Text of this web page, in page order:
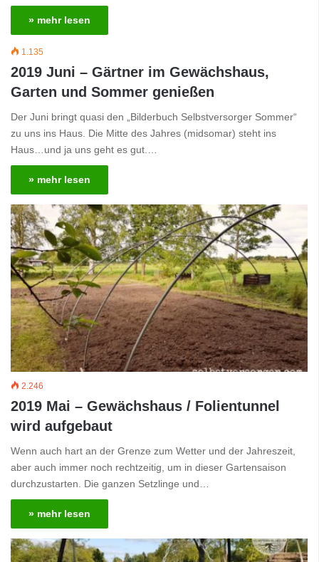
» mehr lesen
1.135
2019 Juni – Gärtner im Gewächshaus,
Garten und Sommer genießen
Der Juni bringt quasi den „Bilderbuch Selbstversorger Sommer“
zu uns ins Haus. Die Mitte des Jahres (midsomar) steht ins
Haus…und ja uns geht es gut.…
» mehr lesen
2.246
2019 Mai – Gewächshaus / Folientunnel
wird aufgebaut
Wenn auch hart an der Grenze zum Wetter und der Jahreszeit,
aber auch immer noch rechtzeitig, um in dieser Gartensaison
durchzustarten. Die ganzen Setzlinge und…
» mehr lesen